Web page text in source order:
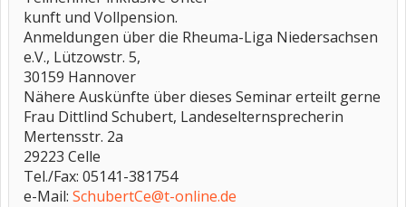
kunft und Vollpension.
Anmeldungen über die Rheuma-Liga Niedersachsen
e.V., Lützowstr. 5,
30159 Hannover
Nähere Auskünfte über dieses Seminar erteilt gerne
Frau Dittlind Schubert, Landeselternsprecherin
Mertensstr. 2a
29223 Celle
Tel./Fax: 05141-381754
e-Mail: SchubertCe@t-online.de